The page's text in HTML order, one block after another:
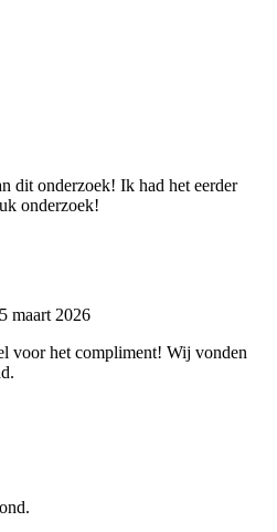
dit onderzoek! Ik had het eerder
onderzoek!
maart 2026
voor het compliment! Wij vonden